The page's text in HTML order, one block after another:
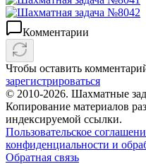
Комментарии
Чтобы оставить
зарегистрироваться
© 2010-2026. Шахматные
Копирование материалов
индексируемой ссылки.
Пользовательское
конфиденциальности и
Обратная связь